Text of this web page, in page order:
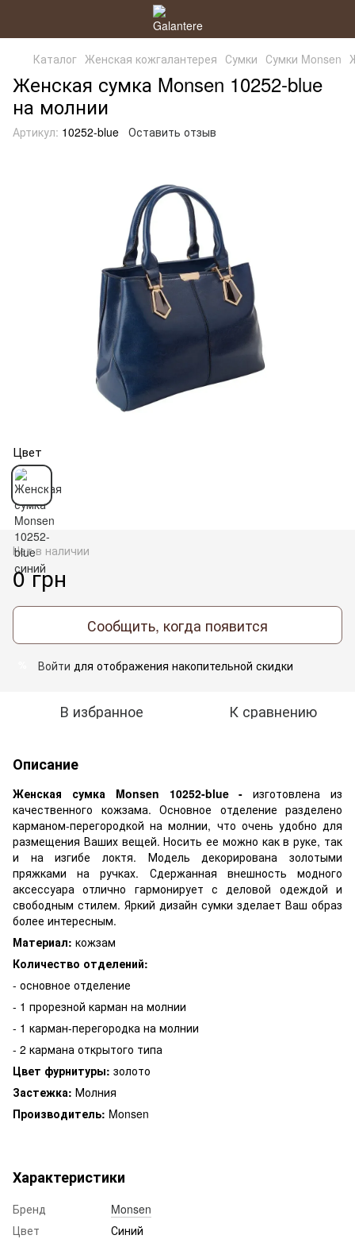
Каталог Женская кожгалантерея Сумки Сумки Monsen
Женская сумка Monsen 10252-blue
на молнии
Артикул: 10252-blue Оставить отзыв
Цвет
Нет в наличии
0 грн
Сообщить, когда появится
Войти для отображения накопительной скидки
В избранное К сравнению
Описание
Женская сумка Monsen 10252-blue - изготовлена из
качественного кожзама. Основное отделение разделено
карманом-перегородкой на молнии, что очень удобно для
размещения Ваших вещей. Носить ее можно как в руке, так
и на изгибе локтя. Модель декорирована золотыми
пряжками на ручках. Сдержанная внешность модного
аксессуара отлично гармонирует с деловой одеждой и
свободным стилем. Яркий дизайн сумки зделает Ваш образ
более интересным.
Материал: кожзам
Количество отделений:
- основное отделение
- 1 прорезной карман на молнии
- 1 карман-перегородка на молнии
- 2 кармана открытого типа
Цвет фурнитуры: золото
Застежка: Молния
Производитель: Monsen
Характеристики
Бренд
Monsen
Цвет
Синий